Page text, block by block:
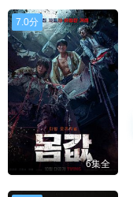
7.0分
6集全